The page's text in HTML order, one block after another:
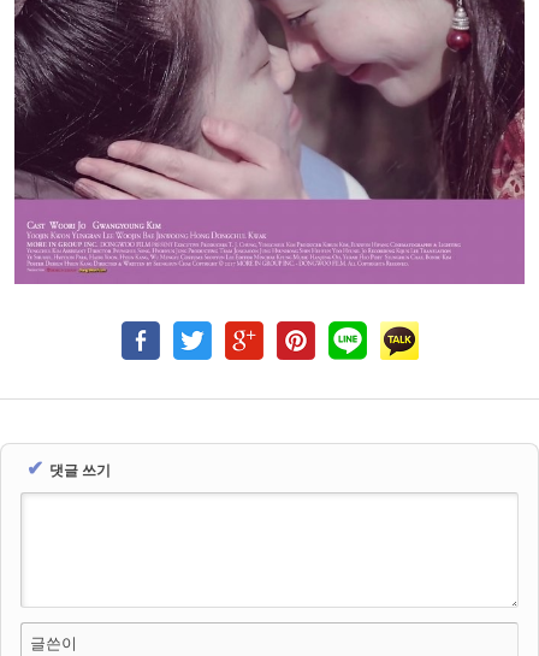
✔ 댓글 쓰기
글쓴이